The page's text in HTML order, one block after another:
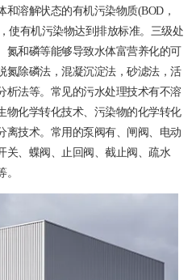
溶解状态的有机污染物质(BOD，
使有机污染物达到排放标准。三级处
氮和磷等能够导致水体富营养化的可
氮除磷法，混凝沉淀法，砂滤法，活
析法等。常见的污水处理技术有不溶
物化学转化技术、污染物的化学转化
离技术。常用的泵阀有、闸阀、电动
关、蝶阀、止回阀、截止阀、疏水